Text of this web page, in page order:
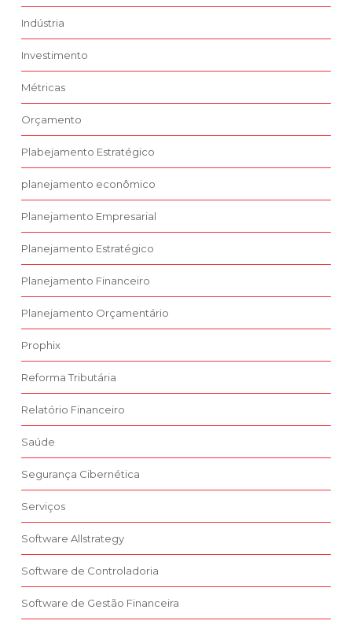
Indústria
Investimento
Métricas
Orçamento
Plabejamento Estratégico
planejamento econômico
Planejamento Empresarial
Planejamento Estratégico
Planejamento Financeiro
Planejamento Orçamentário
Prophix
Reforma Tributária
Relatório Financeiro
Saúde
Segurança Cibernética
Serviços
Software Allstrategy
Software de Controladoria
Software de Gestão Financeira